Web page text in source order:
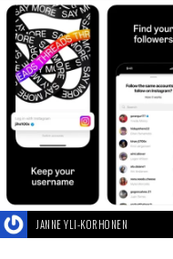
JANNE YLI-KORHONEN